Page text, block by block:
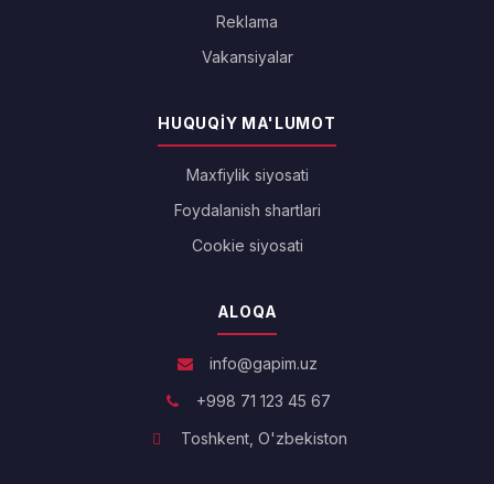
Reklama
Vakansiyalar
HUQUQIY MA'LUMOT
Maxfiylik siyosati
Foydalanish shartlari
Cookie siyosati
ALOQA
info@gapim.uz
+998 71 123 45 67
Toshkent, O'zbekiston